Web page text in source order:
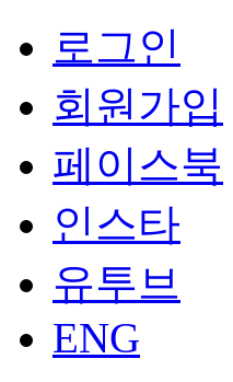
로그인
회원가입
페이스북
인스타
유투브
ENG